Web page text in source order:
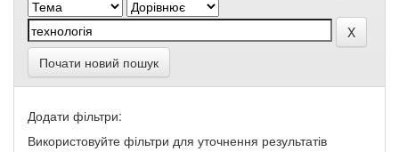
Почати новий пошук
Додати фільтри:
Використовуйте фільтри для уточнення результатів